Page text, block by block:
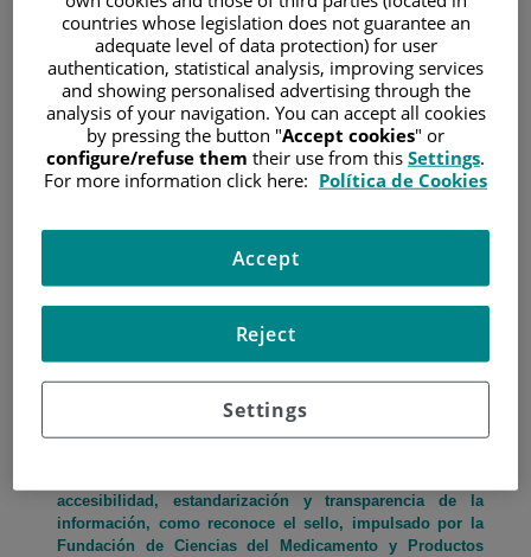
Fundación Jiménez Díaz aporta al paciente información
veraz, comprensible y adecuada a cada situación
6 de julio de 2021
/Hospital Universitario Fundación Jiménez Díaz
accesibilidad, estandarización y transparencia de la
información, como reconoce el sello, impulsado por la
Fundación de Ciencias del Medicamento y Productos
countries whose legislation does not guarantee an
adequate level of data protection) for user
authentication, statistical analysis, improving services
and showing personalised advertising through the
analysis of your navigation. You can accept all cookies
by pressing the button "Accept cookies" or
configure/refuse them their use from this Settings.
For more information click here: Política de Cookies
Settings
Reject
Accept